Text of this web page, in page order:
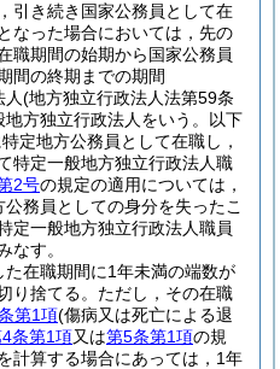
引き続き国家公務員として在
なった場合においては，先の
職期間の始期から国家公務員
間の終期までの期間
(地方独立行政法人法第59条
方独立行政法人をいう。以下
定地方公務員として在職し，
特定一般地方独立行政法人職
2号の規定の適用については，
務員としての身分を失ったこ
定一般地方独立行政法人職員
なす。
在職期間に1年未満の端数が
り捨てる。 ただし，その在職
第1項(傷病又は死亡による退
条第1項又は第5条第1項の規
計算する場合にあっては，1年